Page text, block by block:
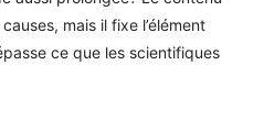
mais il fixe l’élément
ce que les scientifiques